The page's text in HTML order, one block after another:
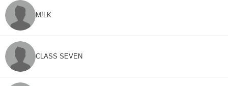
M!LK
CLASS SEVEN